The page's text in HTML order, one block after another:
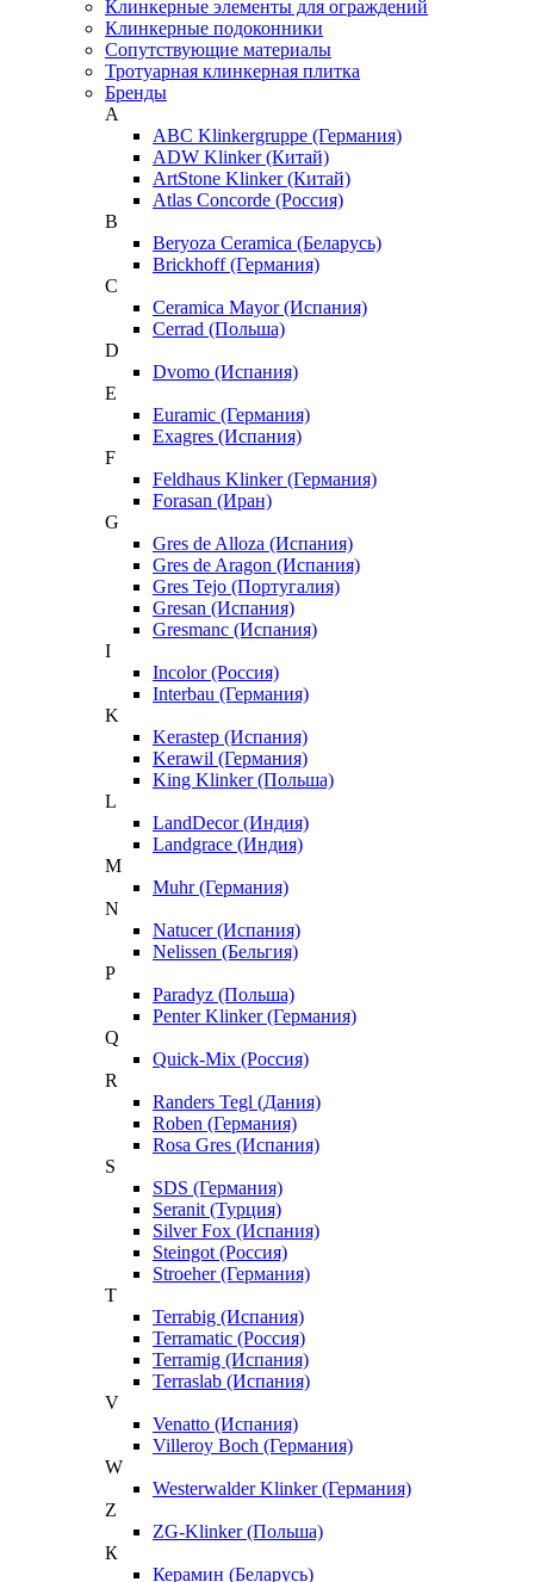
Клинкерные элементы для ограждений
Клинкерные подоконники
Сопутствующие материалы
Тротуарная клинкерная плитка
Бренды
A
ABC Klinkergruppe (Германия)
ADW Klinker (Китай)
ArtStone Klinker (Китай)
Atlas Concorde (Россия)
B
Beryoza Ceramica (Беларусь)
Brickhoff (Германия)
C
Ceramica Mayor (Испания)
Cerrad (Польша)
D
Dvomo (Испания)
E
Euramic (Германия)
Exagres (Испания)
F
Feldhaus Klinker (Германия)
Forasan (Иран)
G
Gres de Alloza (Испания)
Gres de Aragon (Испания)
Gres Tejo (Португалия)
Gresan (Испания)
Gresmanc (Испания)
I
Incolor (Россия)
Interbau (Германия)
K
Kerastep (Испания)
Kerawil (Германия)
King Klinker (Польша)
L
LandDecor (Индия)
Landgrace (Индия)
M
Muhr (Германия)
N
Natucer (Испания)
Nelissen (Бельгия)
P
Paradyz (Польша)
Penter Klinker (Германия)
Q
Quick-Mix (Россия)
R
Randers Tegl (Дания)
Roben (Германия)
Rosa Gres (Испания)
S
SDS (Германия)
Seranit (Турция)
Silver Fox (Испания)
Steingot (Россия)
Stroeher (Германия)
T
Terrabig (Испания)
Terramatic (Россия)
Terramig (Испания)
Terraslab (Испания)
V
Venatto (Испания)
Villeroy Boch (Германия)
W
Westerwalder Klinker (Германия)
Z
ZG-Klinker (Польша)
К
Керамин (Беларусь)